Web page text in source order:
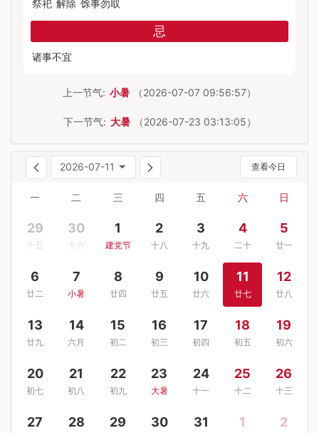
祭祀 解除 馀事勿取
忌
诸事不宜
上一节气: 小暑 （2026-07-07 09:56:57）
下一节气: 大暑 （2026-07-23 03:13:05）
2026-07-11 查看今日
一 二 三 四 五 六 日
29
十五
30
十六
1
建党节
2
十八
3
十九
4
二十
5
廿一
6
廿二
7
小暑
8
廿四
9
廿五
10
廿六
11
廿七
12
廿八
13
廿九
14
六月
15
初二
16
初三
17
初四
18
初五
19
初六
20
初七
21
初八
22
初九
23
大暑
24
十一
25
十二
26
十三
27 28 29 30 31 1 2